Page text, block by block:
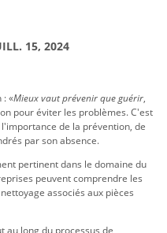
15, 2024
: «Mieux vaut prévenir que guérir,
pour éviter les problèmes. C'est
de la prévention, de
par son absence.
pertinent dans le domaine du
peuvent comprendre les
associés aux pièces
au long du processus de